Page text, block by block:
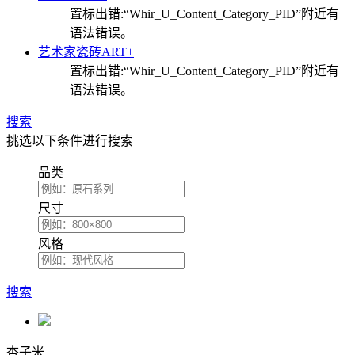
置标出错:“Whir_U_Content_Category_PID”附近有
语法错误。
艺术家瓷砖ART+
置标出错:“Whir_U_Content_Category_PID”附近有
语法错误。
搜索
挑选以下条件进行搜索
品类
尺寸
风格
搜索
杏子米